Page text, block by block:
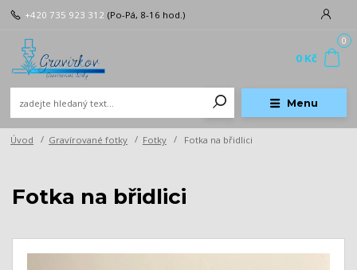
Menu
+420 735 923 312 (Po-Pá, 8-16 hod.)
0
0 Kč
Úvod Gravírované fotky Fotky Fotka na břidlici
Fotka na břidlici